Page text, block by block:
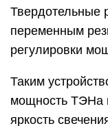
источник с
включения
оставить
отдельного
зоной.